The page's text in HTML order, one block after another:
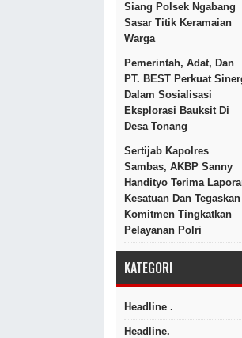
Siang Polsek Ngabang
Sasar Titik Keramaian
Warga
Pemerintah, Adat, Dan
PT. BEST Perkuat
Dalam Sosialisasi
Eksplorasi Bauksit Di
Desa Tonang
Sertijab Kapolres
Sambas, AKBP Sanny
Handityo Terima
Kesatuan Dan Tegaskan
Komitmen Tingkatkan
Pelayanan Polri
KATEGORI
Headline .
Headline.